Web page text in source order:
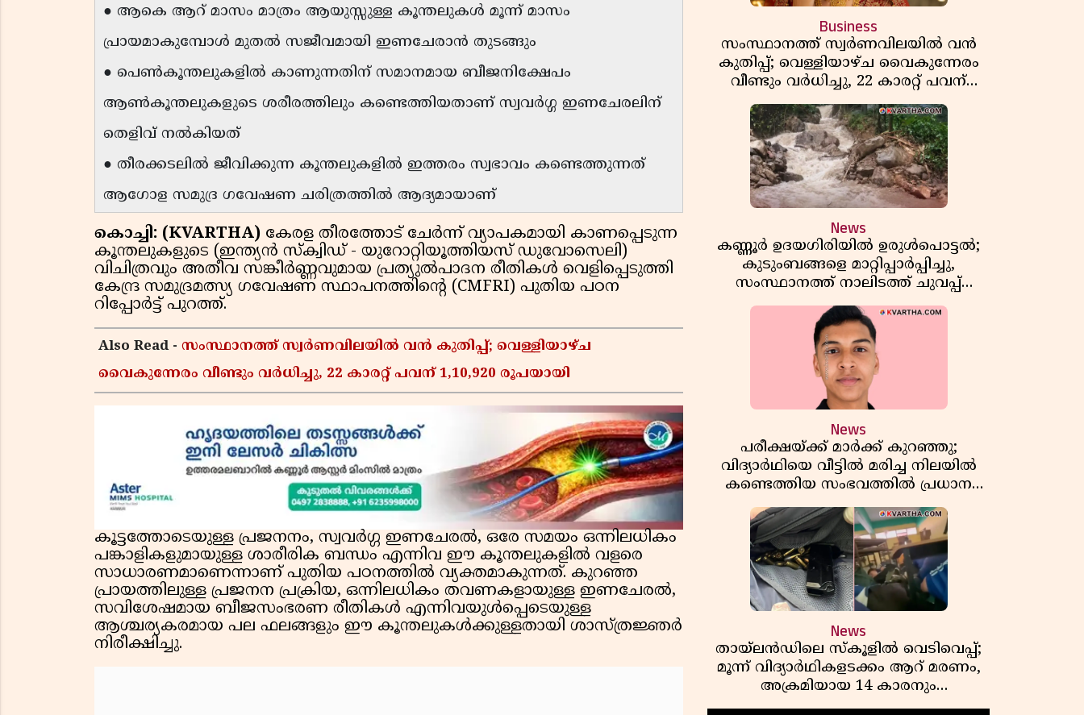
● ആകെ ആറ് മാസം മാത്രം ആയുസ്സുള്ള കൂന്തലുകൾ മൂന്ന് മാസം
പ്രായമാകുമ്പോൾ മുതൽ സജീവമായി ഇണചേരാൻ തുടങ്ങും
● പെൺകൂന്തലുകളിൽ കാണുന്നതിന് സമാനമായ ബീജനിക്ഷേപം
ആൺകൂന്തലുകളുടെ ശരീരത്തിലും കണ്ടെത്തിയതാണ് സ്വവർഗ്ഗ ഇണചേരലിന്
തെളിവ് നൽകിയത്
● തീരക്കടലിൽ ജീവിക്കുന്ന കൂന്തലുകളിൽ ഇത്തരം സ്വഭാവം കണ്ടെത്തുന്നത്
ആഗോള സമുദ്ര ഗവേഷണ ചരിത്രത്തിൽ ആദ്യമായാണ്
കൊച്ചി: (KVARTHA) കേരള തീരത്തോട് ചേർന്ന് വ്യാപകമായി കാണപ്പെടുന്ന
കൂന്തലുകളുടെ (ഇന്ത്യൻ സ്‌ക്വിഡ് - യുറോറ്റിയൂത്തിയസ് ഡുവോസെലി)
വിചിത്രവും അതീവ സങ്കീർണ്ണവുമായ പ്രത്യുൽപാദന രീതികൾ വെളിപ്പെടുത്തി
കേന്ദ്ര സമുദ്രമത്സ്യ ഗവേഷണ സ്ഥാപനത്തിൻ്റെ (CMFRI) പുതിയ പഠന
റിപ്പോർട്ട് പുറത്ത്.
Also Read - സംസ്ഥാനത്ത് സ്വർണവിലയിൽ വൻ കുതിപ്പ്; വെള്ളിയാഴ്ച
വൈകുന്നേരം വീണ്ടും വർധിച്ചു, 22 കാരറ്റ് പവന് 1,10,920 രൂപയായി
കൂട്ടത്തോടെയുള്ള പ്രജനനം, സ്വവർഗ്ഗ ഇണചേരൽ, ഒരേ സമയം ഒന്നിലധികം
പങ്കാളികളുമായുള്ള ശാരീരിക ബന്ധം എന്നിവ ഈ കൂന്തലുകളിൽ വളരെ
സാധാരണമാണെന്നാണ് പുതിയ പഠനത്തിൽ വ്യക്തമാകുന്നത്. കുറഞ്ഞ
പ്രായത്തിലുള്ള പ്രജനന പ്രക്രിയ, ഒന്നിലധികം തവണകളായുള്ള ഇണചേരൽ,
സവിശേഷമായ ബീജസംഭരണ രീതികൾ എന്നിവയുൾപ്പെടെയുള്ള
ആശ്ചര്യകരമായ പല ഫലങ്ങളും ഈ കൂന്തലുകൾക്കുള്ളതായി ശാസ്ത്രജ്ഞർ
നിരീക്ഷിച്ചു.
Business
സംസ്ഥാനത്ത് സ്വർണവിലയിൽ വൻ
കുതിപ്പ്; വെള്ളിയാഴ്ച വൈകുന്നേരം
വീണ്ടും വർധിച്ചു, 22 കാരറ്റ് പവന്
1,10,920 രൂപയായി
News
കണ്ണൂർ ഉദയഗിരിയിൽ ഉരുൾപൊട്ടൽ;
കുടുംബങ്ങളെ മാറ്റിപ്പാർപ്പിച്ചു,
സംസ്ഥാനത്ത് നാലിടത്ത് ചുവപ്പ്
ജാഗ്രത
News
പരീക്ഷയ്ക്ക് മാർക്ക് കുറഞ്ഞു;
വിദ്യാർഥിയെ വീട്ടിൽ മരിച്ച നിലയിൽ
കണ്ടെത്തിയ സംഭവത്തിൽ പ്രധാന
അധ്യാപികക്കെതിരെ പരാതി
News
തായ്‌ലൻഡിലെ സ്‌കൂളിൽ വെടിവെപ്പ്;
മൂന്ന് വിദ്യാർഥികളടക്കം ആറ് മരണം,
അക്രമിയായ 14 കാരനും
മരിച്ചനിലയിൽ